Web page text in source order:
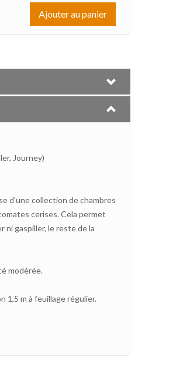
Ajouter au panier
Journey)
d'une collection de chambres
cerises. Cela permet
ni gaspiller, le reste de la
modérée.
1,5 m à feuillage régulier.